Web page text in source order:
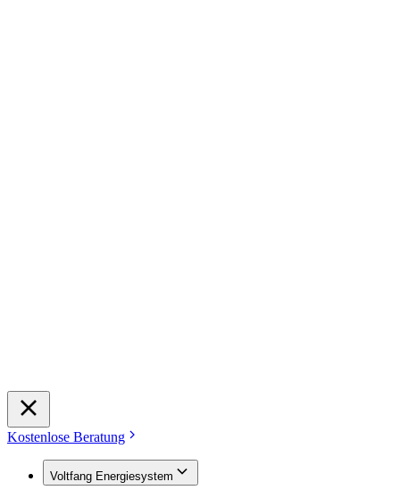
Kostenlose Beratung
Voltfang Energiesystem